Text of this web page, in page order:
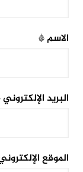
الاسم*
البريد الإلكتروني
الموقع